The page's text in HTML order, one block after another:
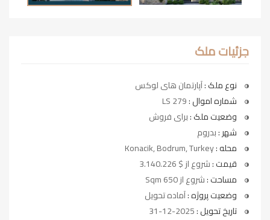
جزئیات ملک
نوع ملک :آپارتمان های لوکس
شماره اموال :
وضعیت ملک :برای فروش
شهر :بدروم
محله :Konacik, Bodrum, Turkey
قیمت :شروع از $ 3.140.226
مساحت :شروع از 650 Sqm
وضعیت پروژه :آماده تحویل
تاریخ تحویل :2025-12-31